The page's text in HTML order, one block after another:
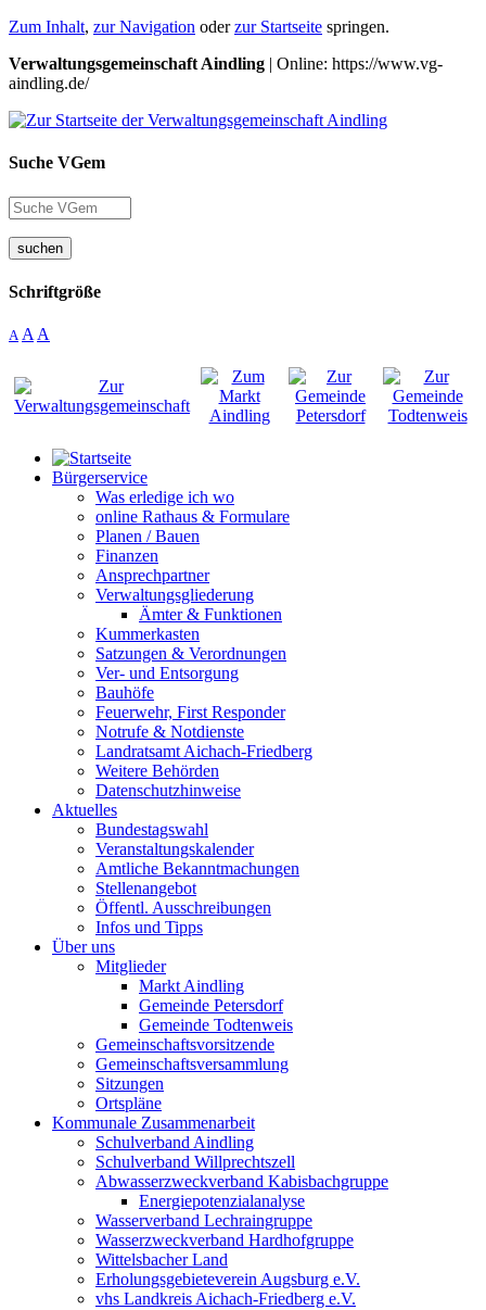
Zum Inhalt, zur Navigation oderzur Startseite springen.
Verwaltungsgemeinschaft Aindling | Online: https://www.vg-
aindling.de/
Suche VGem
suchen
Schriftgröße
A A A
Bürgerservice
Was erledige ich wo
online Rathaus & Formulare
Planen / Bauen
Finanzen
Ansprechpartner
Verwaltungsgliederung
Ämter & Funktionen
Kummerkasten
Satzungen & Verordnungen
Ver- und Entsorgung
Bauhöfe
Feuerwehr, First Responder
Notrufe & Notdienste
Landratsamt Aichach-Friedberg
Weitere Behörden
Datenschutzhinweise
Aktuelles
Bundestagswahl
Veranstaltungskalender
Amtliche Bekanntmachungen
Stellenangebot
Öffentl. Ausschreibungen
Infos und Tipps
Über uns
Mitglieder
Markt Aindling
Gemeinde Petersdorf
Gemeinde Todtenweis
Gemeinschaftsvorsitzende
Gemeinschaftsversammlung
Sitzungen
Ortspläne
Kommunale Zusammenarbeit
Schulverband Aindling
Schulverband Willprechtszell
Abwasserzweckverband Kabisbachgruppe
Energiepotenzialanalyse
Wasserverband Lechraingruppe
Wasserzweckverband Hardhofgruppe
Wittelsbacher Land
Erholungsgebieteverein Augsburg e.V.
vhs Landkreis Aichach-Friedberg e.V.